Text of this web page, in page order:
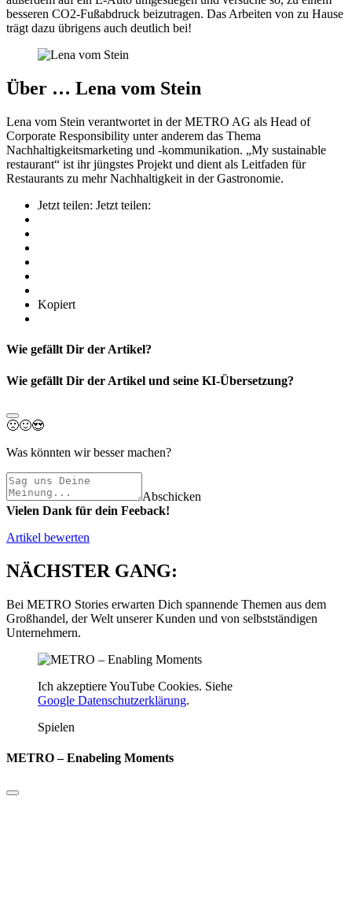
besseren CO2-Fußabdruck beizutragen. Das Arbeiten von zu Hause
trägt dazu übrigens auch deutlich bei!
Über … Lena vom Stein
Lena vom Stein verantwortet in der METRO AG als Head of
Corporate Responsibility unter anderem das Thema
Nachhaltigkeitsmarketing und -kommunikation. „My sustainable
restaurant“ ist ihr jüngstes Projekt und dient als Leitfaden für
Restaurants zu mehr Nachhaltigkeit in der Gastronomie.
Jetzt teilen: Jetzt teilen:
Kopiert
Wie gefällt Dir der Artikel?
Wie gefällt Dir der Artikel und seine KI-Übersetzung?
🙁🙂😍
Was könnten wir besser machen?
Abschicken
Vielen Dank für dein Feeback!
Artikel bewerten
NÄCHSTER GANG:
Bei METRO Stories erwarten Dich spannende Themen aus dem
Großhandel, der Welt unserer Kunden und von selbstständigen
Unternehmern.
Ich akzeptiere YouTube Cookies. Siehe
Google Datenschutzerklärung.
Spielen
METRO – Enabeling Moments